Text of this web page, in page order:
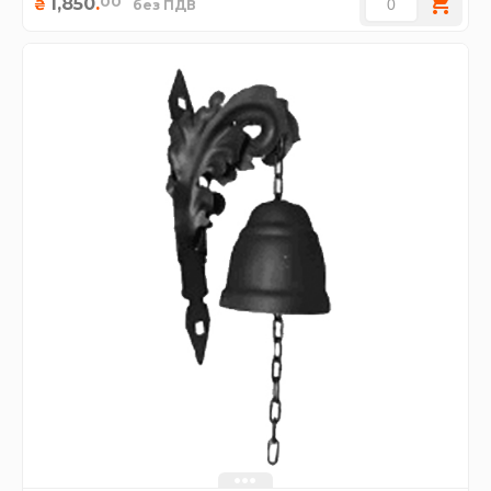
₴ без ПДВ